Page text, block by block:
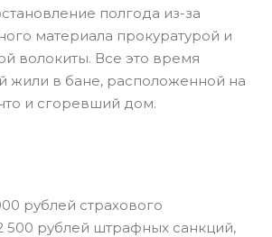
полгода из-за
материала прокуратурой и
волокиты. Все это время
жили в бане, расположенной на
и сгоревший дом.
рублей страхового
500 рублей штрафных санкций,